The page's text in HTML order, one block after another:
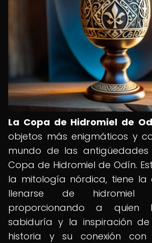
La Copa de Hidromiel de
objetos más enigmáticos y
mundo de las
Copa de Hidromiel de Odín.
la mitología nórdica, tiene
llenarse de hidromiel
proporcionando a
sabiduría y la inspiración de
historia y su conexión